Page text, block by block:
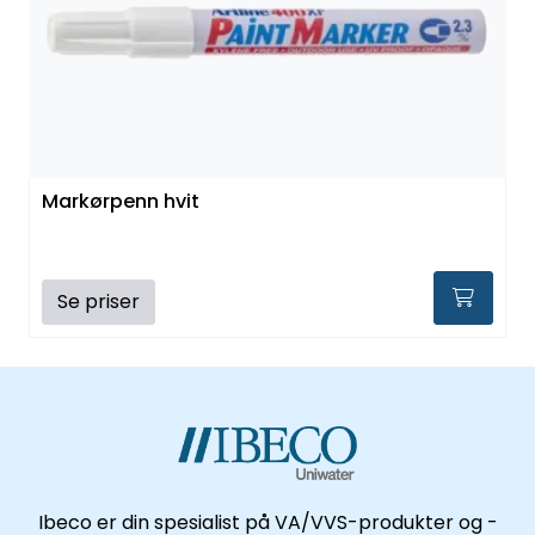
Markørpenn hvit
Se priser
Ibeco er din spesialist på VA/VVS-produkter og -
Kataloger